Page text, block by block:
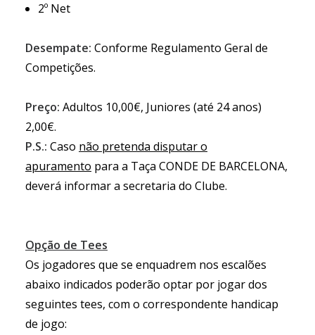
2º Net
Desempate: Conforme Regulamento Geral de
Competições.
Preço: Adultos 10,00€, Juniores (até 24 anos)
2,00€.
P.S.: Caso não pretenda disputar o
apuramento para a Taça CONDE DE BARCELONA,
deverá informar a secretaria do Clube.
Opção de Tees
Os jogadores que se enquadrem nos escalões
abaixo indicados poderão optar por jogar dos
seguintes tees, com o correspondente handicap
de jogo: